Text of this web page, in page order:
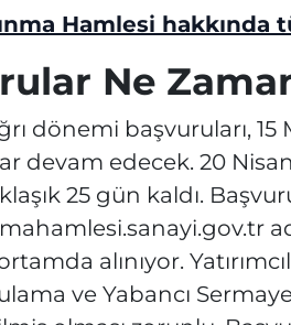
Hamlesi
Ne
dönemi başvuruları,
devam edecek. 20 Nisan
25 gün kaldı.
alınıyor.
ve Yabancı